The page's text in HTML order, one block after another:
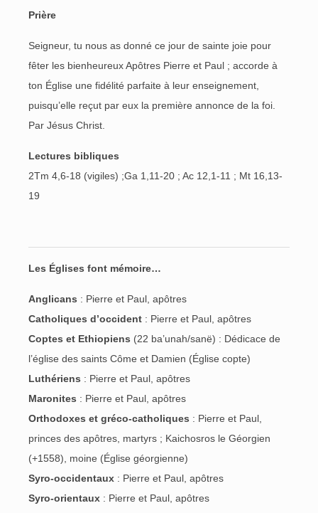
Prière
Seigneur, tu nous as donné ce jour de sainte joie pour
fêter les bienheureux Apôtres Pierre et Paul ; accorde à
ton Église une fidélité parfaite à leur enseignement,
puisqu’elle reçut par eux la première annonce de la foi.
Par Jésus Christ.
Lectures bibliques
2Tm 4,6-18 (vigiles) ;Ga 1,11-20 ; Ac 12,1-11 ; Mt 16,13-
19
Les Églises font mémoire…
Anglicans : Pierre et Paul, apôtres
Catholiques d’occident : Pierre et Paul, apôtres
Coptes et Ethiopiens (22 ba’unah/sanë) : Dédicace de
l’église des saints Côme et Damien (Église copte)
Luthériens : Pierre et Paul, apôtres
Maronites : Pierre et Paul, apôtres
Orthodoxes et gréco-catholiques : Pierre et Paul,
princes des apôtres, martyrs ; Kaichosros le Géorgien
(+1558), moine (Église géorgienne)
Syro-occidentaux : Pierre et Paul, apôtres
Syro-orientaux : Pierre et Paul, apôtres